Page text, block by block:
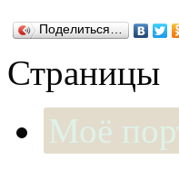
Поделиться…
Страницы
Моё